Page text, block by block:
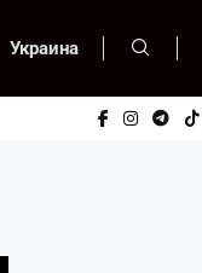
Украина